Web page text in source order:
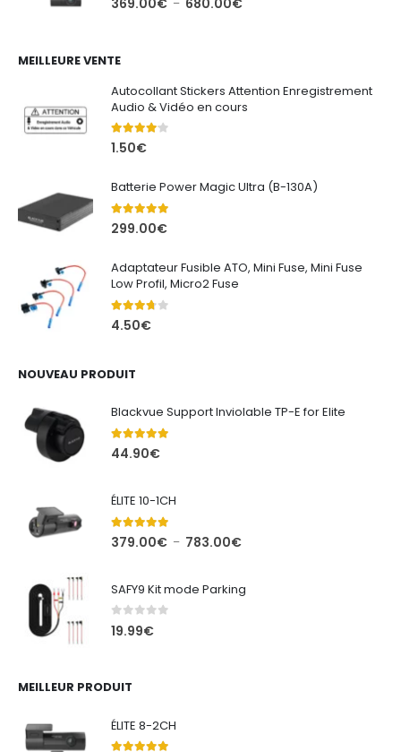
622.00€
369.00€ – 680.00€
680.00€
MEILLEURE VENTE
Autocollant Stickers Attention Enregistrement
Audio & Vidéo en cours
4.00out of 5
1.50€
Batterie Power Magic Ultra (B-130A)
5.00out of 5
299.00€
Adaptateur Fusible ATO, Mini Fuse, Mini Fuse
Low Profil, Micro2 Fuse
3.67out of 5
4.50€
NOUVEAU PRODUIT
Blackvue Support Inviolable TP-E for Elite
5.00out of 5
44.90€
ÉLITE 10-1CH
5.00out of 5
379.00€ – 783.00€Plage
379.00€
SAFY9 Kit mode Parking
0out of 5
19.99€
MEILLEUR PRODUIT
ÉLITE 8-2CH